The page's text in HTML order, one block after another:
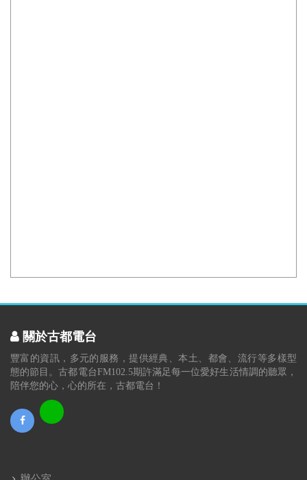
關於古都電台
豐富的資訊，多元的服務，提供經典、本土、都會、流行等多樣型
態的節目。古都電台FM102.5期許滿足每一位愛好生活情調的聽眾，
陪伴您的心，心的所在，古都電台！